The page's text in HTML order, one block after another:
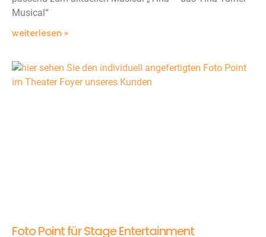
Musical“
weiterlesen »
Foto Point für Stage Entertainment